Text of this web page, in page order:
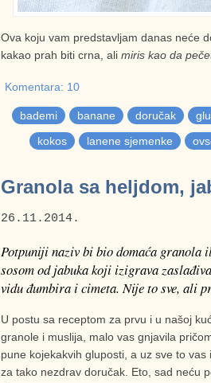
Ova koju vam predstavljam danas neće
kakao prah biti crna, ali miris kao da
Komentara: 10
bademi banane doručak
kokos
lanene sjemenke
Granola sa heljdom,
26.11.2014.
Potpuniji naziv bi bio domaća granola
sosom od jabuka koji izigrava
vidu đumbira i cimeta. Nije to sve, ali
U postu sa receptom za prvu i u našoj
granole i muslija, malo vas gnjavila
pune kojekakvih gluposti, a uz sve to
za tako nezdrav doručak. Eto, sad neću